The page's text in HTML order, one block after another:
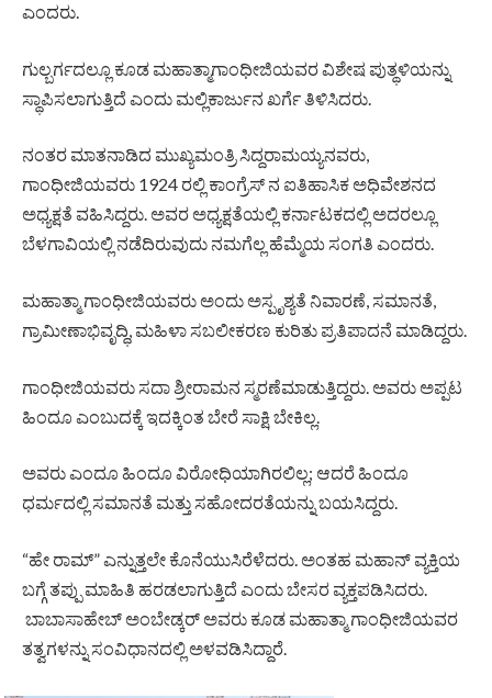
ಎಂದರು.
ಗುಲ್ಬರ್ಗದಲ್ಲೂ ಕೂಡ‌ ಮಹಾತ್ಮಾ‌ಗಾಂಧೀಜಿಯವರ ವಿಶೇಷ ಪುತ್ಥಳಿಯನ್ನು
ಸ್ಥಾಪಿಸಲಾಗುತ್ತಿದೆ ಎಂದು ಮಲ್ಲಿಕಾರ್ಜುನ ಖರ್ಗೆ ತಿಳಿಸಿದರು.
ನಂತರ ಮಾತನಾಡಿದ ಮುಖ್ಯಮಂತ್ರಿ ಸಿದ್ದರಾಮಯ್ಯನವರು,
ಗಾಂಧೀಜಿಯವರು 1924 ರಲ್ಲಿ‌ ಕಾಂಗ್ರೆಸ್‌ ನ ಐತಿಹಾಸಿಕ ಅಧಿವೇಶನದ
ಅಧ್ಯಕ್ಷತೆ ವಹಿಸಿದ್ದರು. ಅವರ ಅಧ್ಯಕ್ಷತೆಯಲ್ಲಿ ಕರ್ನಾಟಕದಲ್ಲಿ ಅದರಲ್ಲೂ
ಬೆಳಗಾವಿಯಲ್ಲಿ ನಡೆದಿರುವುದು ನಮಗೆಲ್ಲ ಹೆಮ್ಮೆಯ‌ ಸಂಗತಿ ಎಂದರು.
ಮಹಾತ್ಮಾ ಗಾಂಧೀಜಿಯವರು ಅಂದು ಅಸ್ಪೃಶ್ಯತೆ ನಿವಾರಣೆ, ಸಮಾನತೆ,
ಗ್ರಾಮೀಣಾಭಿವೃದ್ಧಿ, ಮಹಿಳಾ ಸಬಲೀಕರಣ ಕುರಿತು ಪ್ರತಿಪಾದನೆ ಮಾಡಿದ್ದರು.
ಗಾಂಧೀಜಿಯವರು ಸದಾ‌ ಶ್ರೀರಾಮನ ಸ್ಮರಣೆ‌‌ಮಾಡುತ್ತಿದ್ದರು. ಅವರು‌ ಅಪ್ಪಟ‌
ಹಿಂದೂ ಎಂಬುದಕ್ಕೆ‌ ಇದಕ್ಕಿಂತ ಬೇರೆ ಸಾಕ್ಷಿ ಬೇಕಿಲ್ಲ.
ಅವರು ಎಂದೂ ಹಿಂದೂ ವಿರೋಧಿಯಾಗಿರಲಿಲ್ಲ; ಆದರೆ ಹಿಂದೂ‌
ಧರ್ಮದಲ್ಲಿ ಸಮಾನತೆ‌ ಮತ್ತು‌ ಸಹೋದರತೆಯನ್ನು ಬಯಸಿದ್ದರು.
“ಹೇ ರಾಮ್‌” ಎನ್ನುತ್ತಲೇ ಕೊನೆಯುಸಿರೆಳೆದರು. ಅಂತಹ ಮಹಾನ್ ವ್ಯಕ್ತಿಯ
ಬಗ್ಗೆ ತಪ್ಪು ಮಾಹಿತಿ ಹರಡಲಾಗುತ್ತಿದೆ ಎಂದು ಬೇಸರ ವ್ಯಕ್ತಪಡಿಸಿದರು.
ಬಾಬಾಸಾಹೇಬ್ ಅಂಬೇಡ್ಕರ್ ಅವರು ಕೂಡ ಮಹಾತ್ಮಾ‌ ಗಾಂಧೀಜಿಯವರ
ತತ್ವಗಳನ್ನು ಸಂವಿಧಾನದಲ್ಲಿ ಅಳವಡಿಸಿದ್ದಾರೆ.